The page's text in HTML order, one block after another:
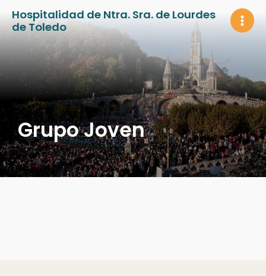
contenido
Hospitalidad de Ntra. Sra. de Lourdes
de Toledo
Grupo Joven